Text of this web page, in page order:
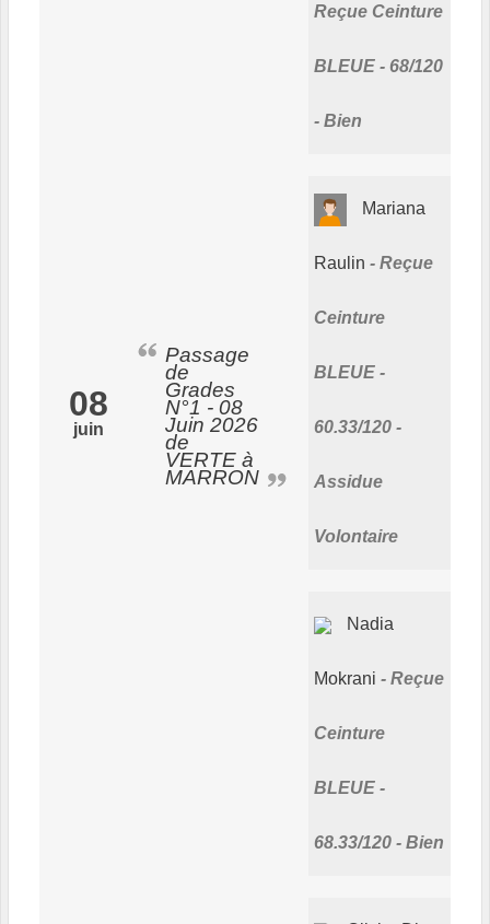
08
juin
Passage
de
Grades
N°1 - 08
Juin 2026
de
VERTE à
MARRON
Reçue Ceinture
BLEUE - 68/120
- Bien
Mariana
Raulin Reçue
Ceinture
BLEUE -
60.33/120 -
Assidue
Volontaire
Nadia
Mokrani Reçue
Ceinture
BLEUE -
68.33/120 - Bien